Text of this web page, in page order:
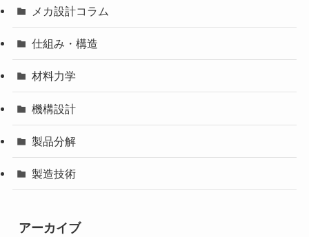
メカ設計コラム
仕組み・構造
材料力学
機構設計
製品分解
製造技術
アーカイブ